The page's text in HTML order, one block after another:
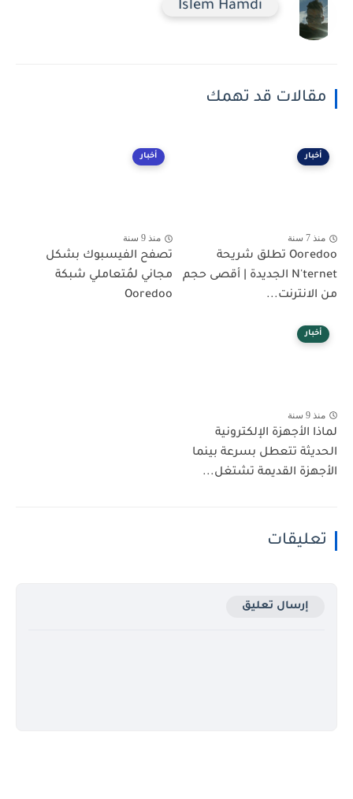
Islem Hamdi
مقالات قد تهمك
أخبار
منذ 7 سنة
Ooredoo تطلق شريحة
N'ternet الجديدة | أقصى حجم
من الانترنت...
أخبار
منذ 9 سنة
تصفح الفيسبوك بشكل
مجاني لمُتعاملي شبكة
Ooredoo
أخبار
منذ 9 سنة
لماذا الأجهزة الإلكترونية
الحديثة تتعطل بسرعة بينما
الأجهزة القديمة تشتغل...
تعليقات
إرسال تعليق